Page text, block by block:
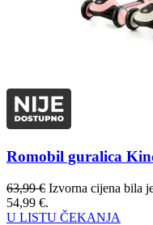
Romobil guralica
63,99€ Izvorna cijena bila
54,99 €.
U LISTU ČEKANJA